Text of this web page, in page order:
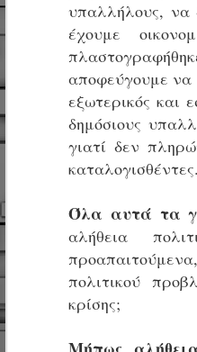
υπαλλήλους, να
έχουμε
αποφεύγουμε να
εξωτερικός και
δημόσιους
γιατί δεν
καταλογισθέντες.
Όλα αυτά τα
αλήθεια
πολιτικού
κρίσης;